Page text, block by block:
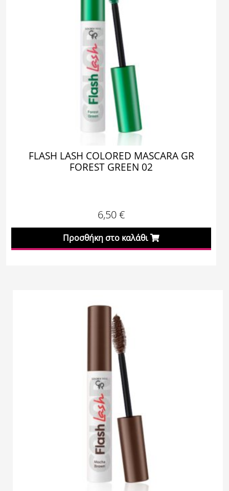
FLASH LASH COLORED MASCARA GR
FOREST GREEN 02
6,50€
Προσθήκη στο καλάθι